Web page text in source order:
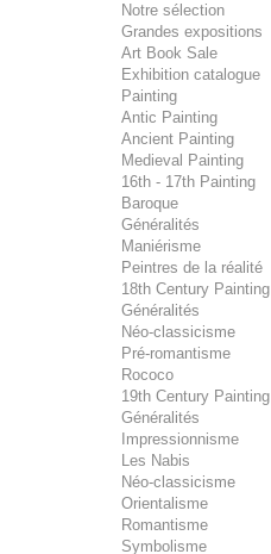
Notre sélection
Grandes expositions
Art Book Sale
Exhibition catalogue
Painting
Antic Painting
Ancient Painting
Medieval Painting
16th - 17th Painting
Baroque
Généralités
Maniérisme
Peintres de la réalité
18th Century Painting
Généralités
Néo-classicisme
Pré-romantisme
Rococo
19th Century Painting
Généralités
Impressionnisme
Les Nabis
Néo-classicisme
Orientalisme
Romantisme
Symbolisme